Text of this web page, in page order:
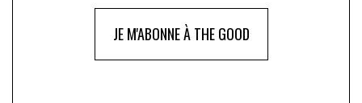
JE M'ABONNE À THE GOOD